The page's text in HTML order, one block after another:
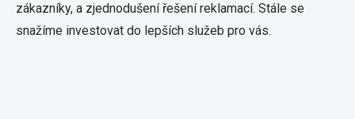
zákazníky, a zjednodušení řešení reklamací. Stále se
snažíme investovat do lepších služeb pro vás.